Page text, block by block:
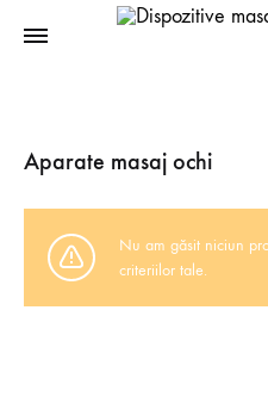
Aparate masaj ochi
Nu am găsit niciun
criteriilor tale.